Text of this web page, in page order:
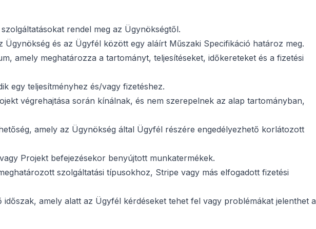
rendel meg az Ügynökségtől.
és az Ügyfél között egy aláírt Műszaki Specifikáció határoz meg.
amely meghatározza a tartományt, teljesítéseket, időkereteket és a fizetési
egy teljesítményhez és/vagy fizetéshez.
végrehajtása során kínálnak, és nem szerepelnek az alap tartományban,
amely az Ügynökség által Ügyfél részére engedélyezhető korlátozott
Projekt befejezésekor benyújtott munkatermékek.
szolgáltatási típusokhoz, Stripe vagy más elfogadott fizetési
időszak, amely alatt az Ügyfél kérdéseket tehet fel vagy problémákat jelenthet a